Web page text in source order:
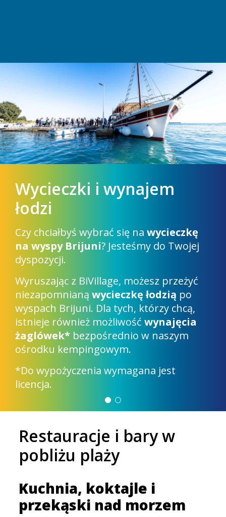
Przyjemność na łodzi
podwodnej
Odkryj sekrety naszego morza podczas
podwodnej wycieczki!
Pojazd zanurza się do połowy pod wodą:
będziesz otoczony spektaklem błękitu.
Jeśli chcesz cieszyć się widokiem, możesz
wspiąć się na górę.
Restauracje i bary w
pobliżu plaży
Kuchnia, koktajle i
przekąski nad morzem